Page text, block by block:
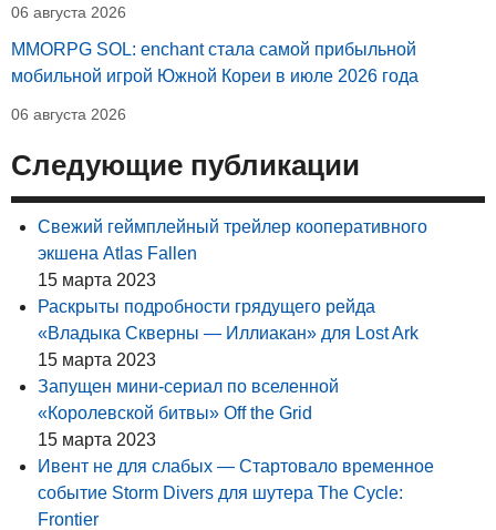
06 августа 2026
MMORPG SOL: enchant стала самой прибыльной
мобильной игрой Южной Кореи в июле 2026 года
06 августа 2026
Следующие публикации
Свежий геймплейный трейлер кооперативного
экшена Atlas Fallen
15 марта 2023
Раскрыты подробности грядущего рейда
«Владыка Скверны — Иллиакан» для Lost Ark
15 марта 2023
Запущен мини-сериал по вселенной
«Королевской битвы» Off the Grid
15 марта 2023
Ивент не для слабых — Стартовало временное
событие Storm Divers для шутера The Cycle:
Frontier